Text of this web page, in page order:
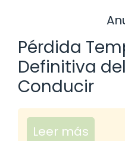
Pérdida
Definitiva
Conducir
Leer más